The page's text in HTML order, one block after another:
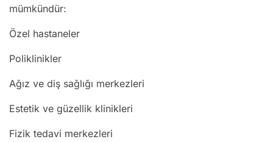
mümkündür:
Özel hastaneler
Poliklinikler
Ağız ve diş sağlığı merkezleri
Estetik ve güzellik klinikleri
Fizik tedavi merkezleri